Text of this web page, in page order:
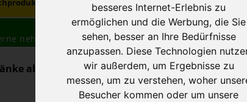
besseres Internet-Erlebnis zu
ermöglichen und die Werbung, die Sie
sehen, besser an Ihre Bedürfnisse
anzupassen. Diese Technologien
wir außerdem, um Ergebnisse zu
messen, um zu verstehen, woher
Besucher kommen oder um unsere
Tiefkühlprodukte Knabbereien
Wir haben freie und zeitnahe
nehmen wir IhreBESTELLUNGauch TELEFONISCH
16:30
alkoholisch - Bier / Weizenbier